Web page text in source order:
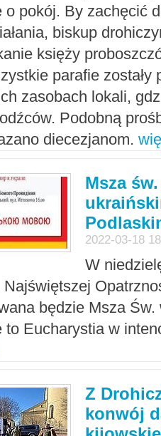
o pokój. By zachęcić
biskup
księży
parafie zostały
zasobach lokali,
Podobną
diecezjanom.
Msza
2022-03-18
W
będzie Msza Św.
to Eucharystia w
Z
konwój